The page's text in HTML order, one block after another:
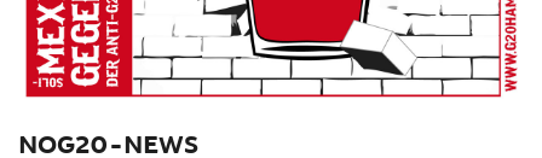
NOG20-NEWS